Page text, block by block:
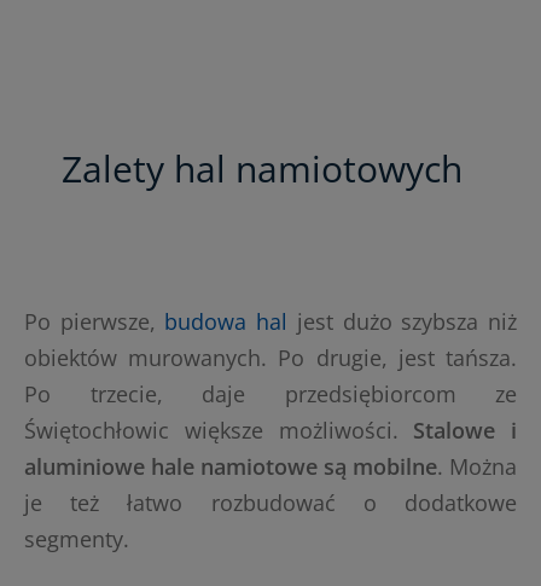
Zalety hal namiotowych
Po pierwsze, budowa hal jest dużo szybsza niż
obiektów murowanych. Po drugie, jest tańsza.
Po trzecie, daje przedsiębiorcom ze
Świętochłowic większe możliwości. Stalowe i
aluminiowe hale namiotowe są mobilne. Można
je też łatwo rozbudować o dodatkowe
segmenty.